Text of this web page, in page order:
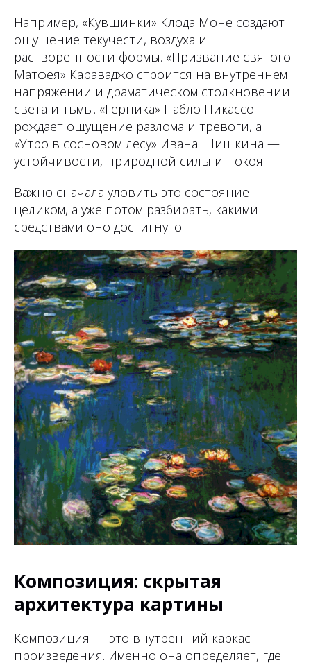
Например, «Кувшинки» Клода Моне создают
ощущение текучести, воздуха и
растворённости формы. «Призвание святого
Матфея» Караваджо строится на внутреннем
напряжении и драматическом столкновении
света и тьмы. «Герника» Пабло Пикассо
рождает ощущение разлома и тревоги, а
«Утро в сосновом лесу» Ивана Шишкина —
устойчивости, природной силы и покоя.
Важно сначала уловить это состояние
целиком, а уже потом разбирать, какими
средствами оно достигнуто.
Композиция: скрытая
архитектура картины
Композиция — это внутренний каркас
произведения. Именно она определяет, где